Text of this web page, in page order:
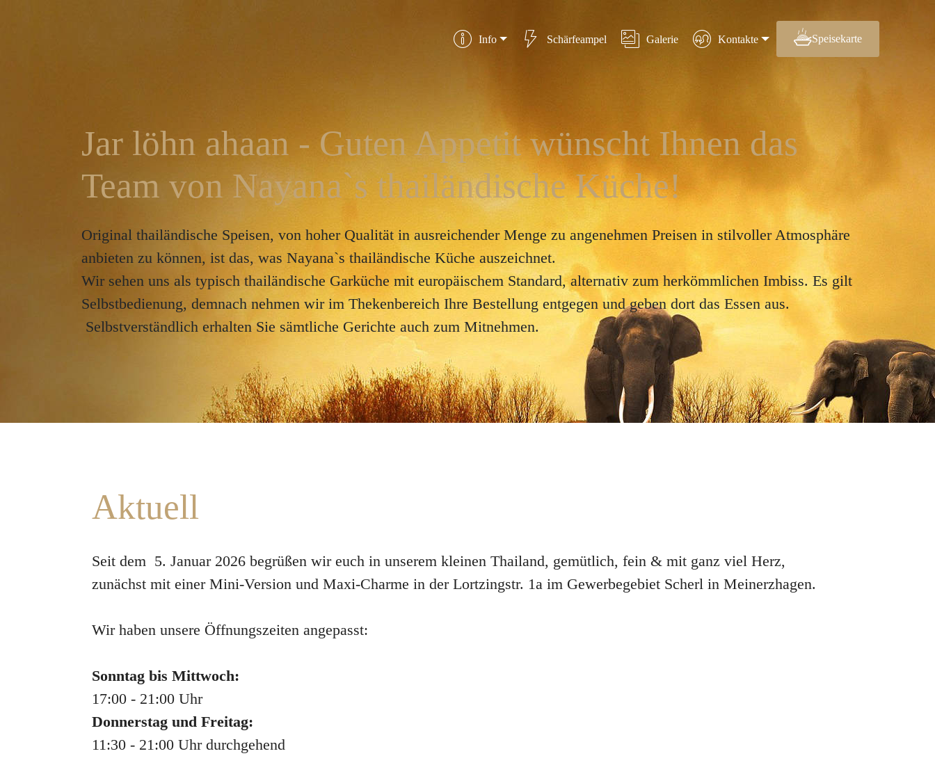
Info Schärfeampel Galerie Kontakte Speisekarte
Jar löhn ahaan - Guten Appetit wünscht Ihnen das
Team von Nayana`s thailändische Küche!
Original thailändische Speisen, von hoher Qualität in ausreichender Menge zu angenehmen Preisen in stilvoller Atmosphäre
anbieten zu können, ist das, was Nayana`s thailändische Küche auszeichnet.
Wir sehen uns als typisch thailändische Garküche mit europäischem Standard, alternativ zum herkömmlichen Imbiss. Es gilt
Selbstbedienung, demnach nehmen wir im Thekenbereich Ihre Bestellung entgegen und geben dort das Essen aus.
Selbstverständlich erhalten Sie sämtliche Gerichte auch zum Mitnehmen.
Aktuell
Seit dem 5. Januar 2026 begrüßen wir euch in unserem kleinen Thailand, gemütlich, fein & mit ganz viel Herz,
zunächst mit einer Mini-Version und Maxi-Charme in der Lortzingstr. 1a im Gewerbegebiet Scherl in Meinerzhagen.
Wir haben unsere Öffnungszeiten angepasst:
Sonntag bis Mittwoch:
17:00 - 21:00 Uhr
Donnerstag und Freitag:
11:30 - 21:00 Uhr durchgehend